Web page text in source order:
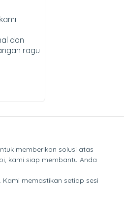
dan
ragu
memberikan solusi atas
kami siap membantu Anda
memastikan setiap sesi